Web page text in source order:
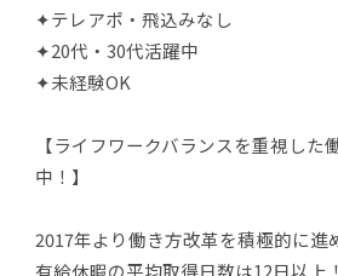
✦テレアポ・飛込みなし
✦20代・30代活躍中
✦未経験OK
【ライフワークバランスを重視した
中！】
2017年より働き方改革を積極的に進